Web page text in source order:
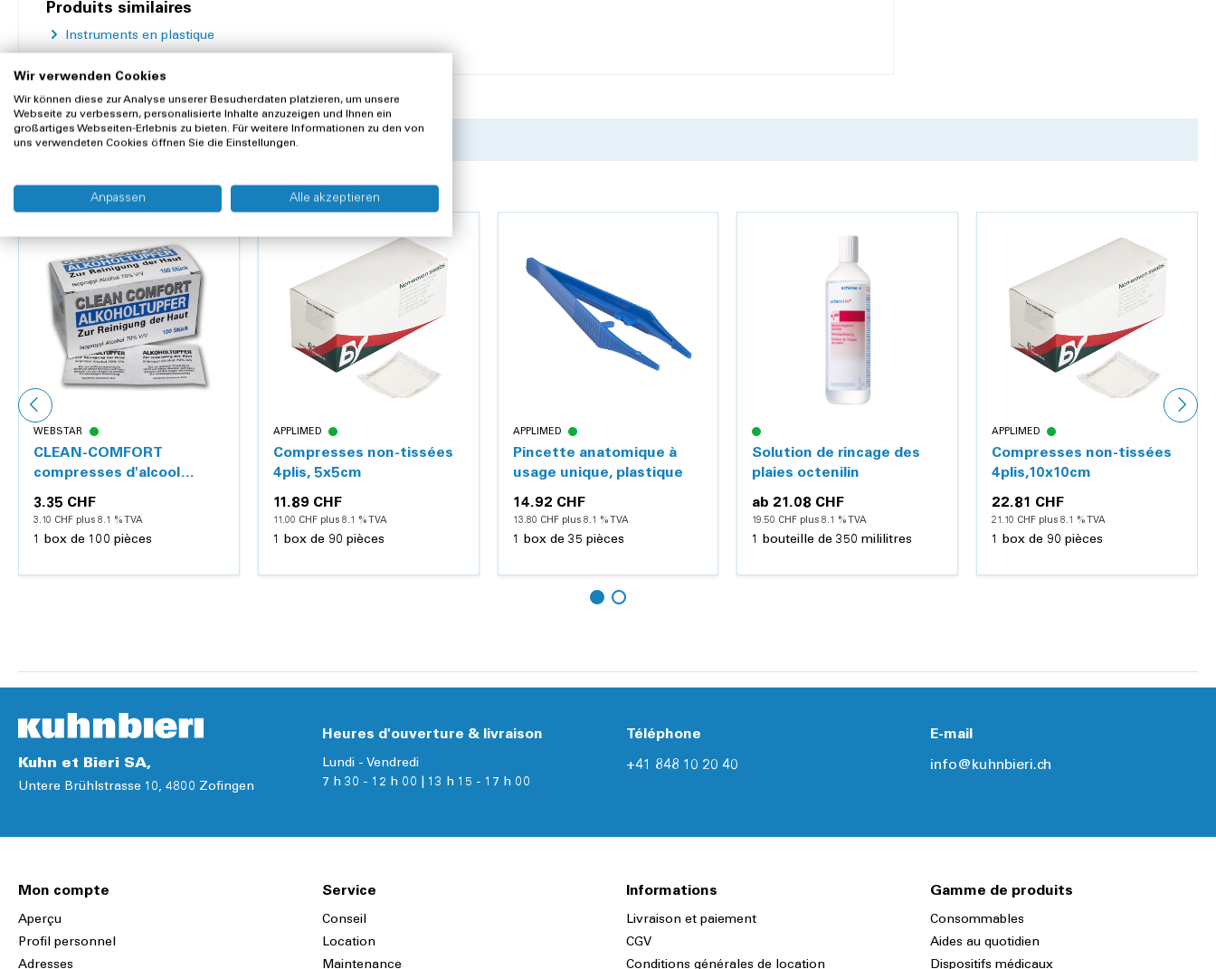
Stérile: oui
Longueur: 11.5 cm
Produits similaires
Instruments en plastique
Clients ont aussi acheté
WEBSTAR
CLEAN-COMFORT
compresses d'alcool
30x65mm, plié sur
32x30mm, emballée par
unité
3.35 CHF
3.10 CHF plus 8.1 % TVA
1 box de 100 pièces
APPLIMED
Compresses non-tissées
4plis, 5x5cm
11.89 CHF
11.00 CHF plus 8.1 % TVA
1 box de 90 pièces
APPLIMED
Pincette anatomique à
usage unique, plastique
14.92 CHF
13.80 CHF plus 8.1 % TVA
1 box de 35 pièces
Solution de rincage des
plaies octenilin
ab 21.08 CHF
19.50 CHF plus 8.1 % TVA
1 bouteille de 350 mililitres
APPLIMED
Compresses non-tissées
4plis,10x10cm
22.81 CHF
21.10 CHF plus 8.1 % TVA
1 box de 90 pièces
Kuhn et Bieri SA,
Untere Brühlstrasse 10, 4800 Zofingen
Heures d'ouverture & livraison
Lundi - Vendredi
7 h 30 - 12 h 00 | 13 h 15 - 17 h 00
Téléphone
+41 848 10 20 40
E-mail
info@kuhnbieri.ch
Mon compte
Aperçu
Profil personnel
Adresses
Service
Conseil
Location
Maintenance
Informations
Livraison et paiement
CGV
Conditions générales de location
Gamme de produits
Consommables
Aides au quotidien
Dispositifs médicaux
Wir verwenden Cookies
Wir können diese zur Analyse unserer Besucherdaten platzieren, um unsere
Webseite zu verbessern, personalisierte Inhalte anzuzeigen und Ihnen ein
großartiges Webseiten-Erlebnis zu bieten. Für weitere Informationen zu den von
uns verwendeten Cookies öffnen Sie die Einstellungen.
Anpassen Alle akzeptieren